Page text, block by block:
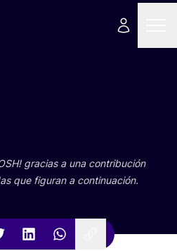
! gra­cias a una con­tri­bu­ción
que figu­ran a continuación.